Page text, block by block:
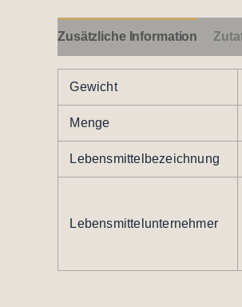
Zusätzliche Information
Gewicht
Menge
Lebensmittelbezeichnung
Lebensmittelunternehmer